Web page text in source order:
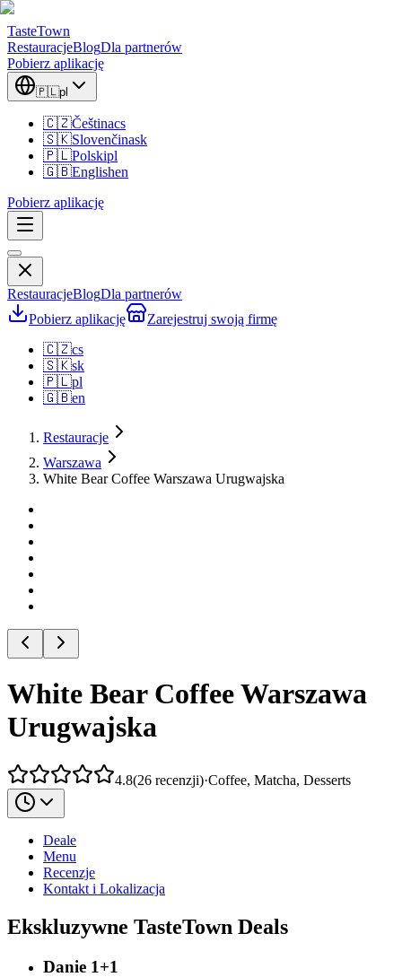
TasteTown
RestauracjeBlogDla partnerów
Pobierz aplikację
🇵🇱pl
🇨🇿Češtinacs
🇸🇰Slovenčinask
🇵🇱Polskipl
🇬🇧Englishen
Pobierz aplikację
RestauracjeBlogDla partnerów
Pobierz aplikację
Zarejestruj swoją firmę
🇨🇿cs
🇸🇰sk
🇵🇱pl
🇬🇧en
Restauracje
Warszawa
White Bear Coffee Warszawa Urugwajska
White Bear Coffee Warszawa
Urugwajska
4.8(26 recenzji)·Coffee, Matcha, Desserts
Deale
Menu
Recenzje
Kontakt i Lokalizacja
Ekskluzywne TasteTown Deals
Danie 1+1